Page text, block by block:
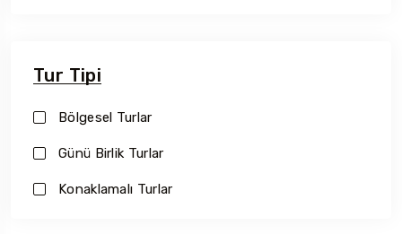
Tur Tipi
Bölgesel Turlar
Günü Birlik Turlar
Konaklamalı Turlar